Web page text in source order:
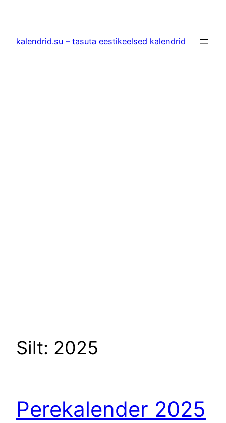
juurde
kalendrid.su – tasuta eestikeelsed kalendrid
Silt: 2025
Perekalender 2025